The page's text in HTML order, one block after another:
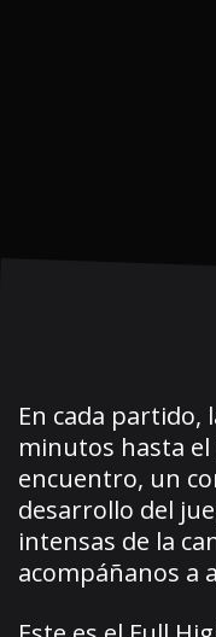
En cada partido,
minutos hasta
encuentro, un
desarrollo del
intensas de la
acompáñanos a